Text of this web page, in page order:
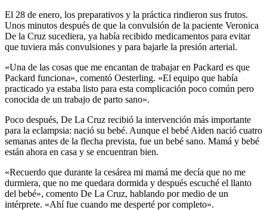
El 28 de enero, los preparativos y la práctica rindieron sus frutos.
Unos minutos después de que la convulsión de la paciente Veronica
De la Cruz sucediera, ya había recibido medicamentos para evitar
que tuviera más convulsiones y para bajarle la presión arterial.
«Una de las cosas que me encantan de trabajar en Packard es que
Packard funciona», comentó Oesterling. «El equipo que había
practicado ya estaba listo para esta complicación poco común pero
conocida de un trabajo de parto sano».
Poco después, De La Cruz recibió la intervención más importante
para la eclampsia: nació su bebé. Aunque el bebé Aiden nació cuatro
semanas antes de la flecha prevista, fue un bebé sano. Mamá y bebé
están ahora en casa y se encuentran bien.
«Recuerdo que durante la cesárea mi mamá me decía que no me
durmiera, que no me quedara dormida y después escuché el llanto
del bebé», comento De La Cruz, hablando por medio de un
intérprete. «Ahí fue cuando me desperté por completo».